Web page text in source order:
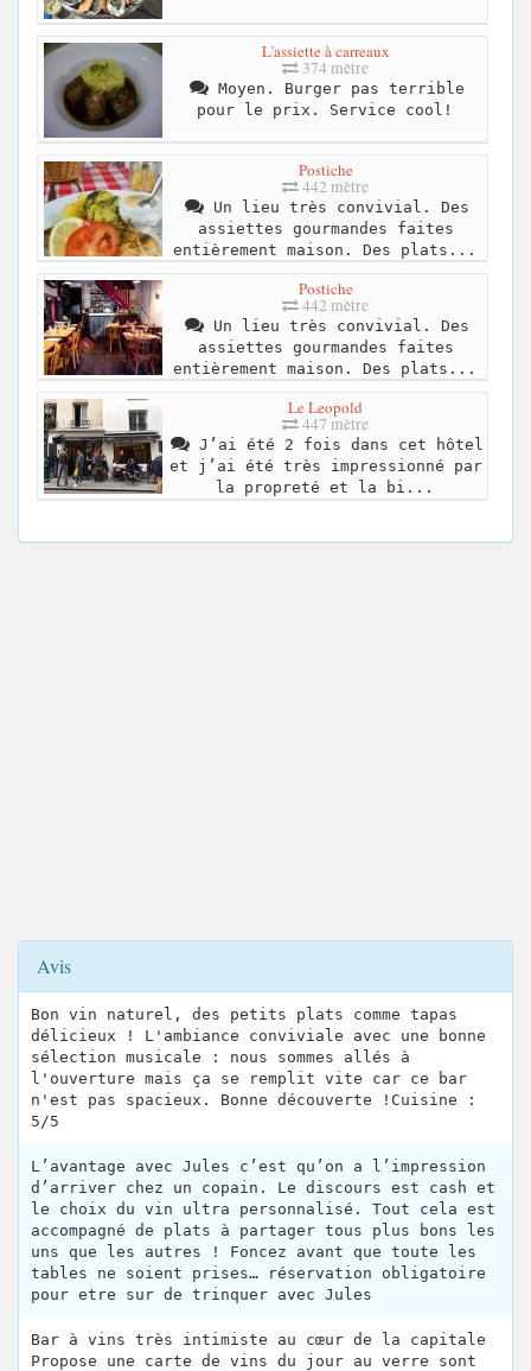
L'assiette à carreaux
374 mètre
Moyen. Burger pas terrible
pour le prix. Service cool!
Postiche
442 mètre
Un lieu très convivial. Des
assiettes gourmandes faites
entièrement maison. Des plats...
Postiche
442 mètre
Un lieu très convivial. Des
assiettes gourmandes faites
entièrement maison. Des plats...
Le Leopold
447 mètre
J’ai été 2 fois dans cet hôtel
et j’ai été très impressionné par
la propreté et la bi...
Avis
Bon vin naturel, des petits plats comme tapas
délicieux ! L'ambiance conviviale avec une bonne
sélection musicale : nous sommes allés à
l'ouverture mais ça se remplit vite car ce bar
n'est pas spacieux. Bonne découverte !Cuisine :
5/5
L’avantage avec Jules c’est qu’on a l’impression
d’arriver chez un copain. Le discours est cash et
le choix du vin ultra personnalisé. Tout cela est
accompagné de plats à partager tous plus bons les
uns que les autres ! Foncez avant que toute les
tables ne soient prises… réservation obligatoire
pour etre sur de trinquer avec Jules
Bar à vins très intimiste au cœur de la capitale
Propose une carte de vins du jour au verre sont